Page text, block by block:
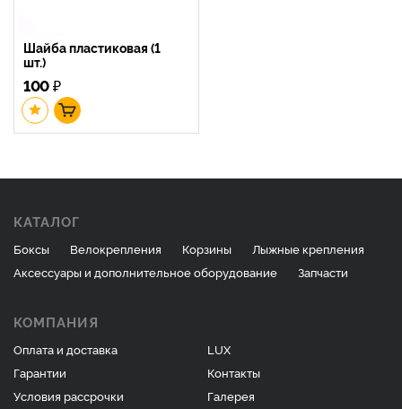
Шайба пластиковая (1
шт.)
100₽
КАТАЛОГ
Боксы Велокрепления Корзины
Лыжные крепления
Аксессуары и дополнительное оборудование
Запчасти
КОМПАНИЯ
Оплата и доставка
Гарантии
Условия рассрочки
LUX
Контакты
Галерея